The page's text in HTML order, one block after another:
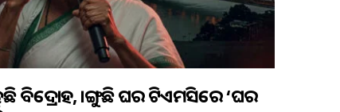
ବିଦ୍ରୋହ, ଭାଙ୍ଗୁଛି ଘର ଟିଏମସିରେ ‘ଘର